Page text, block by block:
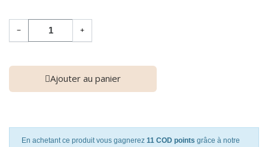
− +
Ajouter au panier
En achetant ce produit vous gagnerez 11 COD points grâce à notre